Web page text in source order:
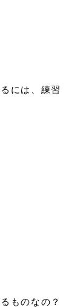
には、練習
ものなの？